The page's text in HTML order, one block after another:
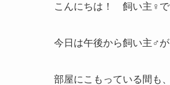
こんにちは！ 飼い主♀で
今日は午後から飼い主♂
部屋にこもっている間も